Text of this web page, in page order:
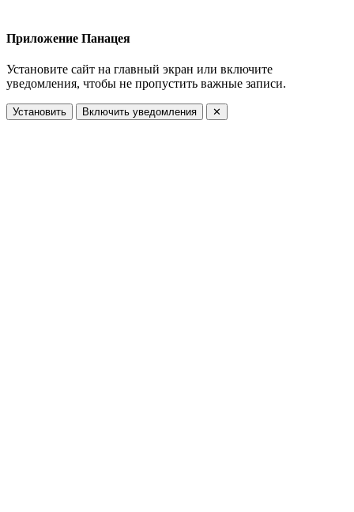
Приложение Панацея
Установите сайт на главный экран или включите
уведомления, чтобы не пропустить важные записи.
Установить Включить уведомления ✕